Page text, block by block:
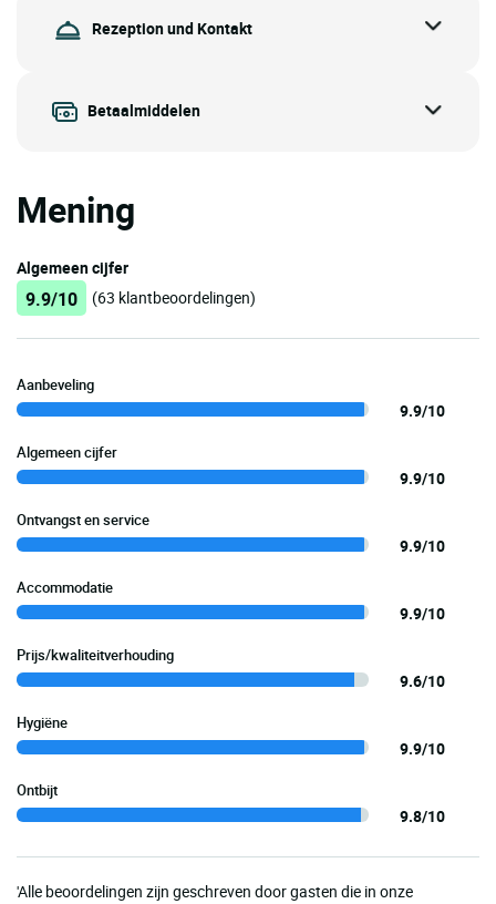
Rezeption und Kontakt
Betaalmiddelen
Mening
Algemeen cijfer
9.9/10 (63 klantbeoordelingen)
Aanbeveling
9.9/10
Algemeen cijfer
9.9/10
Ontvangst en service
9.9/10
Accommodatie
9.9/10
Prijs/kwaliteitverhouding
9.6/10
Hygiëne
9.9/10
Ontbijt
9.8/10
'Alle beoordelingen zijn geschreven door gasten die in onze